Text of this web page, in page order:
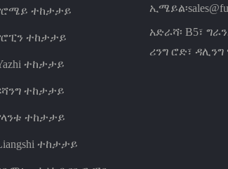
ተከታታይ
ተከታታይ
ተከታታይ
ተከታታይ
ተከታታይ
ተከታታይ
ኢሜይል፡
አድራሻ፡ B5፣
ሪንግ ሮድ፣